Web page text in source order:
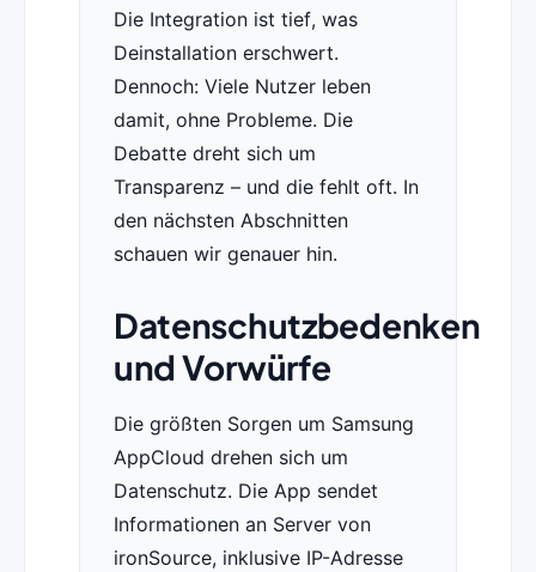
Die Integration ist tief, was
Deinstallation erschwert.
Dennoch: Viele Nutzer leben
damit, ohne Probleme. Die
Debatte dreht sich um
Transparenz – und die fehlt oft. In
den nächsten Abschnitten
schauen wir genauer hin.
Datenschutzbedenken
und Vorwürfe
Die größten Sorgen um Samsung
AppCloud drehen sich um
Datenschutz. Die App sendet
Informationen an Server von
ironSource, inklusive IP-Adresse